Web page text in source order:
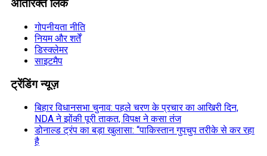
अतिरिक्त लिंक
गोपनीयता नीति
नियम और शर्तें
डिस्क्लेमर
साइटमैप
ट्रेंडिंग न्यूज़
बिहार विधानसभा चुनाव: पहले चरण के प्रचार का आखिरी दिन,
NDA ने झोंकी पूरी ताकत, विपक्ष ने कसा तंज
डोनाल्ड ट्रंप का बड़ा खुलासा: “पाकिस्तान गुपचुप तरीके से कर रहा
है